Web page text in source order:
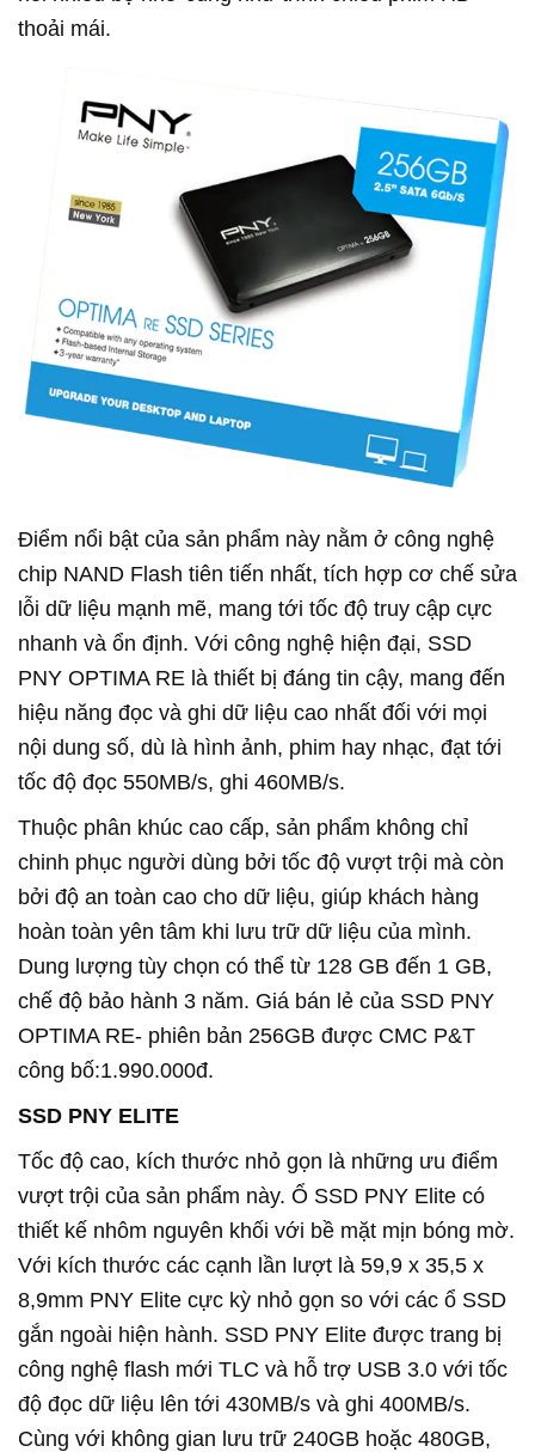
thoải mái.
Điểm nổi bật của sản phẩm này nằm ở công nghệ
chip NAND Flash tiên tiến nhất, tích hợp cơ chế sửa
lỗi dữ liệu mạnh mẽ, mang tới tốc độ truy cập cực
nhanh và ổn định. Với công nghệ hiện đại, SSD
PNY OPTIMA RE là thiết bị đáng tin cậy, mang đến
hiệu năng đọc và ghi dữ liệu cao nhất đối với mọi
nội dung số, dù là hình ảnh, phim hay nhạc, đạt tới
tốc độ đọc 550MB/s, ghi 460MB/s.
Thuộc phân khúc cao cấp, sản phẩm không chỉ
chinh phục người dùng bởi tốc độ vượt trội mà còn
bởi độ an toàn cao cho dữ liệu, giúp khách hàng
hoàn toàn yên tâm khi lưu trữ dữ liệu của mình.
Dung lượng tùy chọn có thể từ 128 GB đến 1 GB,
chế độ bảo hành 3 năm. Giá bán lẻ của SSD PNY
OPTIMA RE- phiên bản 256GB được CMC P&T
công bố:1.990.000đ.
SSD PNY ELITE
Tốc độ cao, kích thước nhỏ gọn là những ưu điểm
vượt trội của sản phẩm này. Ổ SSD PNY Elite có
thiết kế nhôm nguyên khối với bề mặt mịn bóng mờ.
Với kích thước các cạnh lần lượt là 59,9 x 35,5 x
8,9mm PNY Elite cực kỳ nhỏ gọn so với các ổ SSD
gắn ngoài hiện hành. SSD PNY Elite được trang bị
công nghệ flash mới TLC và hỗ trợ USB 3.0 với tốc
độ đọc dữ liệu lên tới 430MB/s và ghi 400MB/s.
Cùng với không gian lưu trữ 240GB hoặc 480GB,